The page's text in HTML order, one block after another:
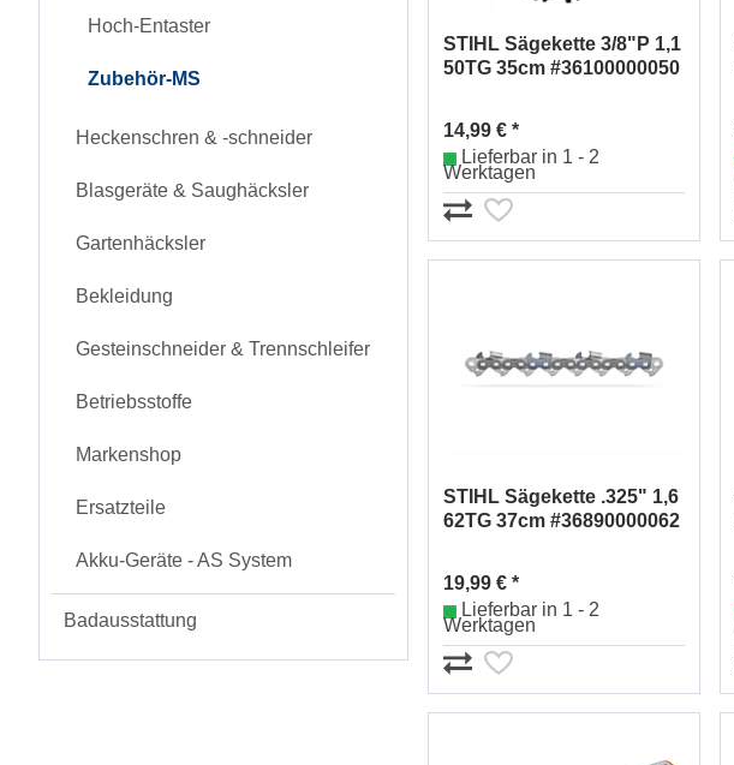
Hoch-Entaster
Zubehör-MS
Heckenschren & -schneider
Blasgeräte & Saughäcksler
Gartenhäcksler
Bekleidung
Gesteinschneider & Trennschleifer
Betriebsstoffe
Markenshop
Ersatzteile
Akku-Geräte - AS System
Badausstattung
STIHL Sägekette 3/8"P 1,1
50TG 35cm #36100000050
14,99 € *
Lieferbar in 1 - 2
Werktagen
STIHL Sägekette .325" 1,6
62TG 37cm #36890000062
19,99 € *
Lieferbar in 1 - 2
Werktagen